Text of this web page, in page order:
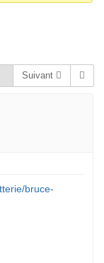
Suivant
bruce-